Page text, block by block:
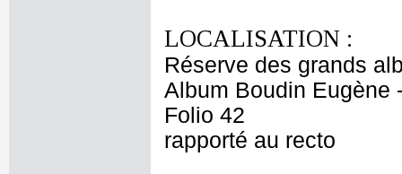
LOCALISATION :
Réserve des grands
Album Boudin Eugène
Folio 42
rapporté au recto